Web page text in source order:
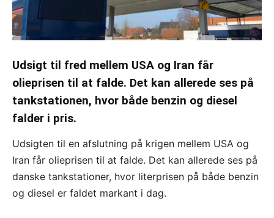
Udsigt til fred mellem USA og Iran får
olieprisen til at falde. Det kan allerede ses på
tankstationen, hvor både benzin og diesel
falder i pris.
Udsigten til en afslutning på krigen mellem USA og
Iran får olieprisen til at falde. Det kan allerede ses på
danske tankstationer, hvor literprisen på både benzin
og diesel er faldet markant i dag.